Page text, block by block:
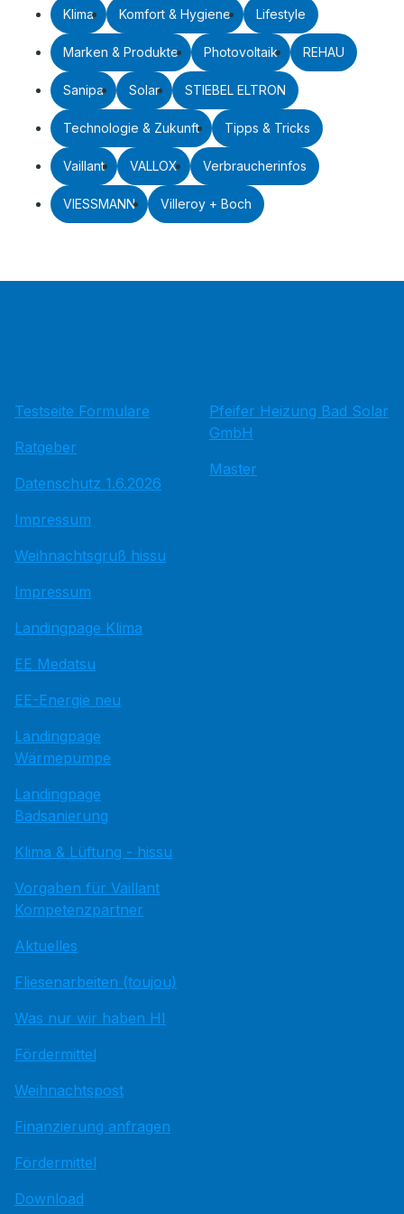
Klima Komfort & Hygiene Lifestyle
Marken & Produkte Photovoltaik REHAU
Sanipa Solar STIEBEL ELTRON
Technologie & Zukunft Tipps & Tricks
Vaillant VALLOX Verbraucherinfos
VIESSMANN Villeroy + Boch
Testseite Formulare
Ratgeber
Datenschutz 1.6.2026
Impressum
Weihnachtsgruß hissu
Impressum
Landingpage Klima
EE Medatsu
EE-Energie neu
Landingpage
Wärmepumpe
Landingpage
Badsanierung
Klima & Lüftung - hissu
Vorgaben für Vaillant
Kompetenzpartner
Aktuelles
Fliesenarbeiten (toujou)
Was nur wir haben HI
Fördermittel
Weihnachtspost
Finanzierung anfragen
Fördermittel
Download
Pfeifer Heizung Bad Solar
GmbH
Master